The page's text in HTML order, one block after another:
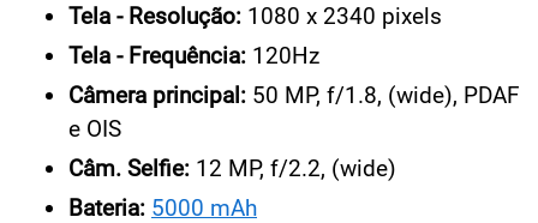
Tela - Resolução: 1080 x 2340 pixels
Tela - Frequência: 120Hz
Câmera principal: 50 MP, f/1.8, (wide), PDAF
e OIS
Câm. Selfie: 12 MP, f/2.2, (wide)
Bateria: 5000 mAh